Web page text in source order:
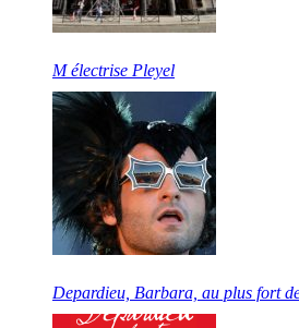
M électrise Pleyel
Depardieu, Barbara, au plus fort